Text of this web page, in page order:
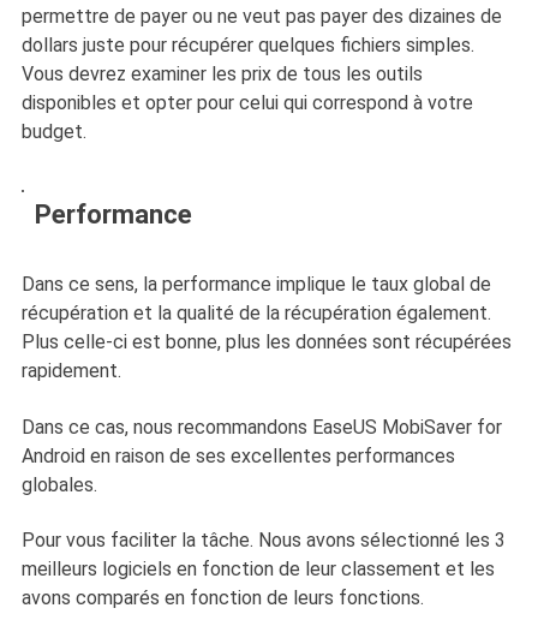
permettre de payer ou ne veut pas payer des dizaines de
dollars juste pour récupérer quelques fichiers simples.
Vous devrez examiner les prix de tous les outils
disponibles et opter pour celui qui correspond à votre
budget.
Performance
Dans ce sens, la performance implique le taux global de
récupération et la qualité de la récupération également.
Plus celle-ci est bonne, plus les données sont récupérées
rapidement.
Dans ce cas, nous recommandons EaseUS MobiSaver for
Android en raison de ses excellentes performances
globales.
Pour vous faciliter la tâche. Nous avons sélectionné les 3
meilleurs logiciels en fonction de leur classement et les
avons comparés en fonction de leurs fonctions.